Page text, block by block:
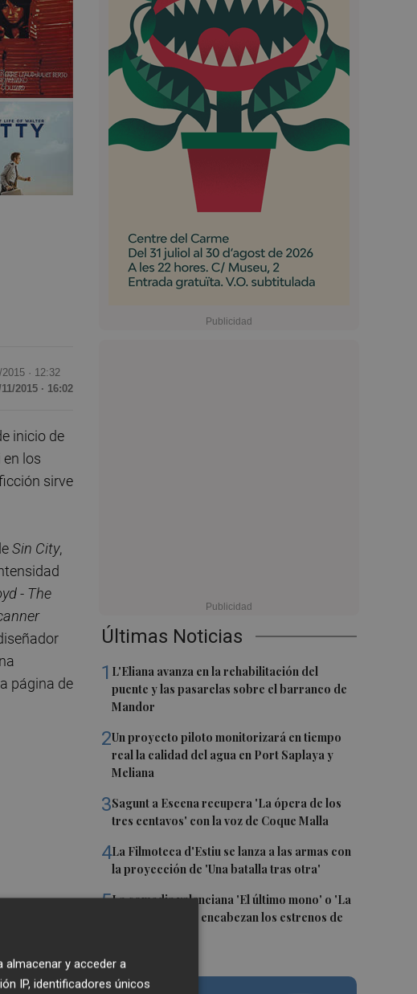
Últimas Noticias
1 L'Eliana avanza en la rehabilitación del
puente y las pasarelas sobre el barranco de
Mandor
2Un proyecto piloto monitorizará en tiempo
real la calidad del agua en Port Saplaya y
Meliana
3Sagunt a Escena recupera 'La ópera de los
tres centavos' con la voz de Coque Malla
4La Filmoteca d'Estiu se lanza a las armas con
la proyección de 'Una batalla tras otra'
5La comedia valenciana 'El último mono' o 'La
ventana abierta' encabezan los estrenos de
· 12:32
2015 · 16:02
inicio de
en los
sirve
Sin City,
- The
página de
y acceder a
IP, identificadores únicos